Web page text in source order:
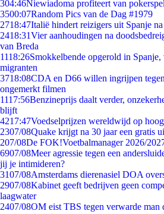
304:46Niewiadoma profiteert van
3500:07Random Pics van de Dag #1979
2718:47Italië hindert reizigers uit Spanje
2418:31Vier aanhoudingen na
van Breda
1118:26Smokkelbende opgerold in
migranten
3718:08CDA en D66 willen ingrijpen
ongemerkt filmen
1117:56Benzineprijs daalt verder,
blijft
4217:47Voedselprijzen wereldwijd op
2307/08Quake krijgt na 30 jaar een gratis
207/08De FOK!Voetbalmanager 2026/
6907/08Meer agressie tegen een
jij je intimideren?
3107/08Amsterdams dierenasiel DOA
2907/08Kabinet geeft bedrijven geen
laagwater
2407/08OM eist TBS tegen verwarde man